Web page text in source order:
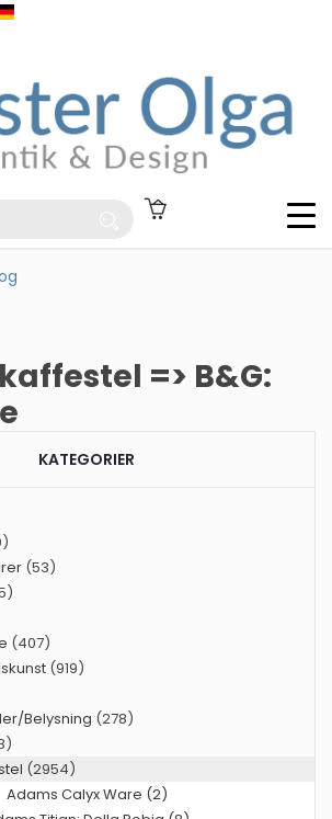
=> B&G:
KATEGORIER
(53)
(407)
(919)
Belysning (278)
(2954)
Adams Calyx Ware (2)